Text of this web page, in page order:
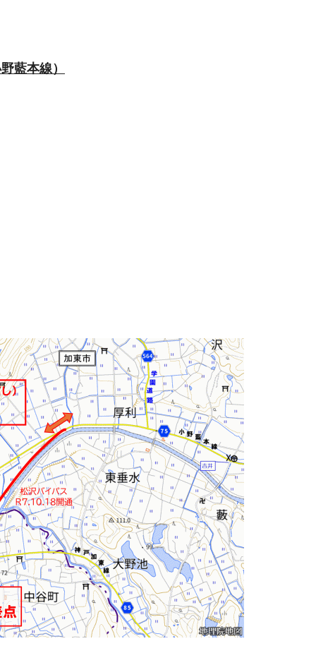
藍本線）